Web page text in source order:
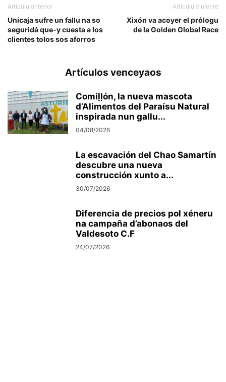
Artículu anterior
Unicaja sufre un fallu na so
seguridá que-y cuesta a los
clientes tolos sos aforros
Artículu viniente
Xixón va acoyer el prólogu
de la Golden Global Race
Artículos venceyaos
Comiḷḷón, la nueva mascota
d’Alimentos del Paraísu Natural
inspirada nun gallu...
04/08/2026
La escavación del Chao Samartín
descubre una nueva
construcción xunto a...
30/07/2026
Diferencia de precios pol xéneru
na campaña d’abonaos del
Valdesoto C.F
24/07/2026